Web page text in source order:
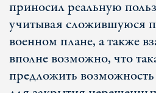
приносил реальную
учитывая сложившуюся
военном плане, а также
вполне возможно, что
предложить